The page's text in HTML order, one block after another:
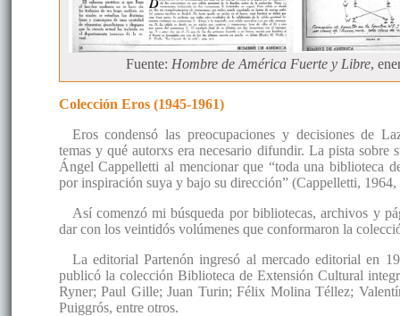
Fuente: Hombre de América Fuerte y Libre,
Colección Eros (1945-1961)
Eros condensó las preocupaciones y decisiones de
temas y qué autorxs era necesario difundir. La pista sobre
Ángel Cappelletti al mencionar que “toda una biblioteca
por inspiración suya y bajo su dirección” (Cappelletti, 1964,
Así comenzó mi búsqueda por bibliotecas, archivos y
dar con los veintidós volúmenes que conformaron la
La editorial Partenón ingresó al mercado editorial en
publicó la colección Biblioteca de Extensión Cultural
Ryner; Paul Gille; Juan Turin; Félix Molina Téllez;
Puiggrós, entre otros.